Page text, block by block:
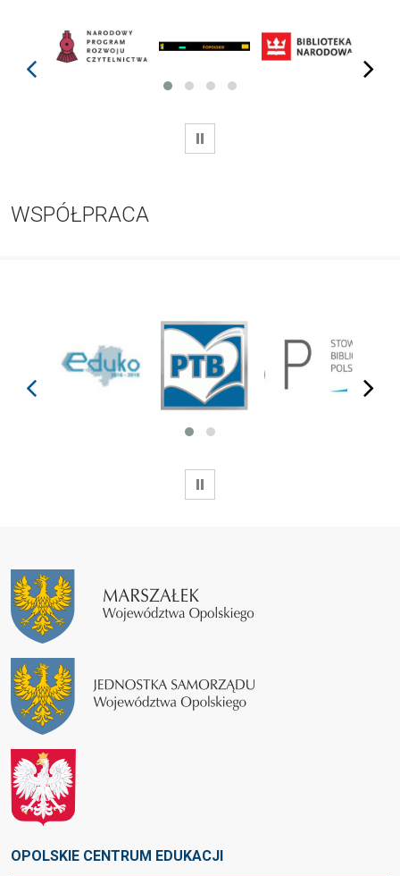
prev next
WSTRZYMAJ
WSPÓŁPRACA
prev next
WSTRZYMAJ
OPOLSKIE CENTRUM EDUKACJI